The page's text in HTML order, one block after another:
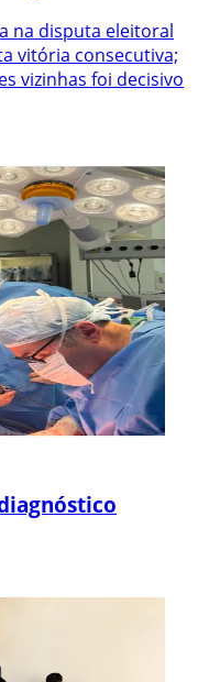
na disputa eleitoral
vitória consecutiva;
vizinhas foi decisivo